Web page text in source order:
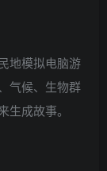
地模拟电脑游
气候、生物群
成故事。